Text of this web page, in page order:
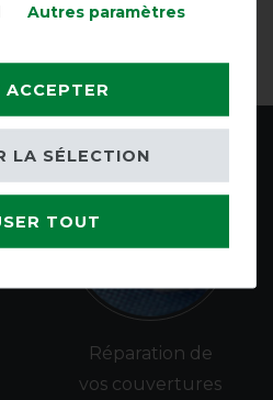
sociale. Nos sacs sont
Réparation de
vos couvertures
Autres paramètres
TOUT
LA SÉLECTION